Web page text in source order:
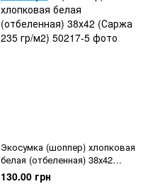
Экосумка (шоппер) хлопковая
белая (отбеленная) 38х42
(Саржа 235 гр/м2)
130.00 грн